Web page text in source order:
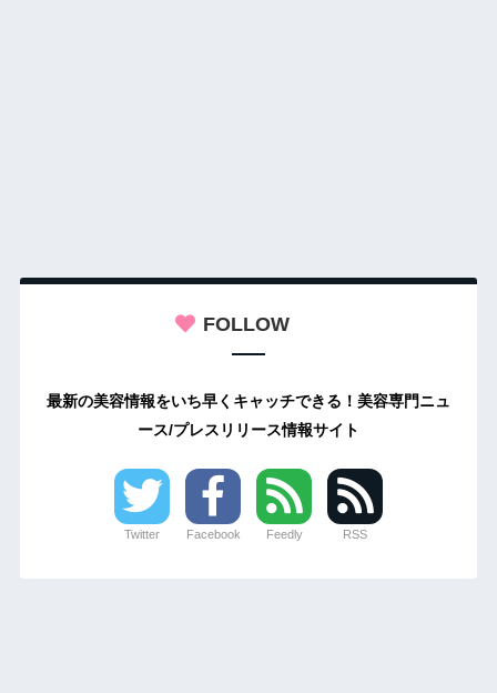
FOLLOW
最新の美容情報をいち早くキャッチできる！美容専門ニュ
ース/プレスリリース情報サイト
Twitter Facebook Feedly RSS